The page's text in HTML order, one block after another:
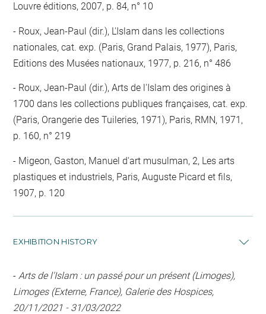
Louvre éditions, 2007, p. 84, n° 10
Roux, Jean-Paul (dir.), L'Islam dans les collections
nationales, cat. exp. (Paris, Grand Palais, 1977), Paris,
Editions des Musées nationaux, 1977, p. 216, n° 486
Roux, Jean-Paul (dir.), Arts de l'Islam des origines à
1700 dans les collections publiques françaises, cat. exp.
(Paris, Orangerie des Tuileries, 1971), Paris, RMN, 1971,
p. 160, n° 219
Migeon, Gaston, Manuel d'art musulman, 2, Les arts
plastiques et industriels, Paris, Auguste Picard et fils,
1907, p. 120
EXHIBITION HISTORY
- Arts de l'Islam : un passé pour un présent (Limoges),
Limoges (Externe, France), Galerie des Hospices,
20/11/2021 - 31/03/2022